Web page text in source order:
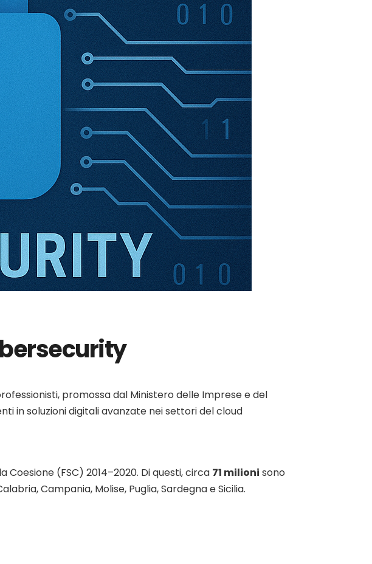
promossa dal Ministero delle Imprese e del
in soluzioni digitali avanzate nei settori del cloud
Coesione (FSC) 2014–2020. Di questi, circa 71 milioni sono
Campania, Molise, Puglia, Sardegna e Sicilia.